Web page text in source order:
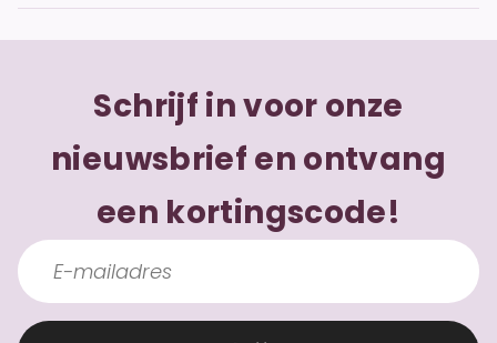
Schrijf in voor onze
nieuwsbrief en ontvang
een kortingscode!